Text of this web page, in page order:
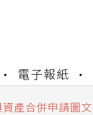
電子報紙
合併結果查詢